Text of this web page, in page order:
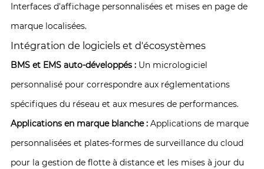
Interfaces d'affichage personnalisées et mises en page de
marque localisées.
Intégration de logiciels et d'écosystèmes
BMS et EMS auto-développés : Un micrologiciel
personnalisé pour correspondre aux réglementations
spécifiques du réseau et aux mesures de performances.
Applications en marque blanche : Applications de marque
personnalisées et plates-formes de surveillance du cloud
pour la gestion de flotte à distance et les mises à jour du